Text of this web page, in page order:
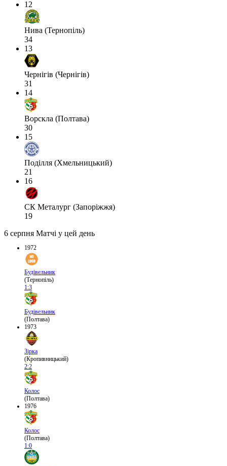
12
Нива (Тернопіль)
34
13
Чернігів (Чернігів)
31
14
Ворскла (Полтава)
30
15
Поділля (Хмельницький)
21
16
СК Металург (Запоріжжя)
19
6 серпня Матчі у цей день
1972
Будівельник
(Тернопіль)
1:3
Будівельник
(Полтава)
1973
Зірка
(Кропивницький)
2:2
Колос
(Полтава)
1976
Колос
(Полтава)
1:0